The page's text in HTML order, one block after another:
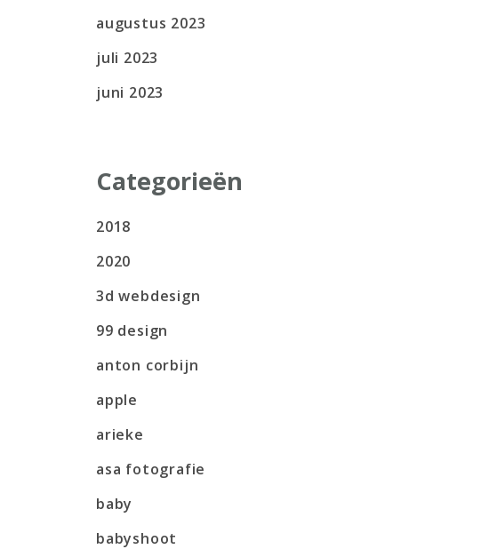
augustus 2023
juli 2023
juni 2023
Categorieën
2018
2020
3d webdesign
99 design
anton corbijn
apple
arieke
asa fotografie
baby
babyshoot